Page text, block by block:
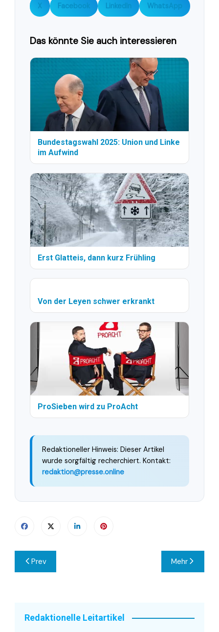
X Facebook LinkedIn WhatsApp
Das könnte Sie auch interessieren
Bundestagswahl 2025: Union und Linke
im Aufwind
Erst Glatteis, dann kurz Frühling
Von der Leyen schwer erkrankt
ProSieben wird zu ProAcht
Redaktioneller Hinweis: Dieser Artikel
wurde sorgfältig recherchiert. Kontakt:
redaktion@presse.online
Beitragsnavigation
Prev Mehr
Redaktionelle Leitartikel